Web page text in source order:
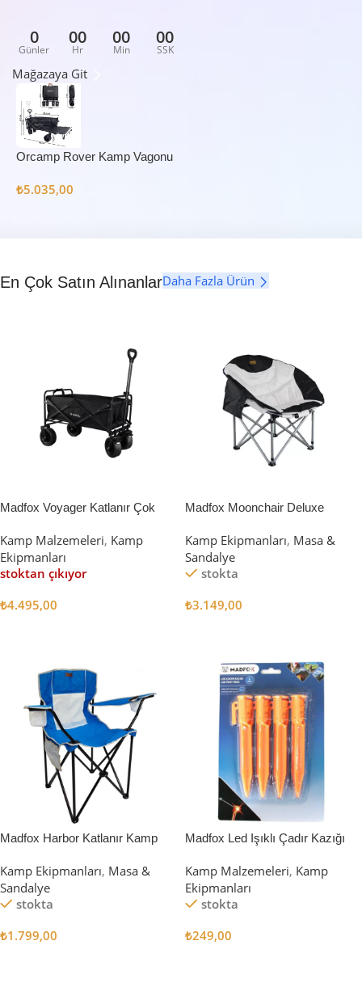
0
Günler
00
Hr
00
Min
00
SSK
Mağazaya Git
Orcamp Rover Kamp Vagonu
₺5.035,00
En Çok Satın AlınanlarDaha Fazla Ürün
Madfox Voyager Katlanır Çok
[Vagon] BLACK
Kamp Malzemeleri, Kamp
Ekipmanları
stoktan çıkıyor
₺4.495,00
Madfox Moonchair Deluxe
Siyah/Gri
Kamp Ekipmanları, Masa &
Sandalye
stokta
₺3.149,00
Madfox Harbor Katlanır Kamp
Kamp Ekipmanları, Masa &
Sandalye
stokta
₺1.799,00
Madfox Led Işıklı Çadır Kazığı
Kamp Malzemeleri, Kamp
Ekipmanları
stokta
₺249,00